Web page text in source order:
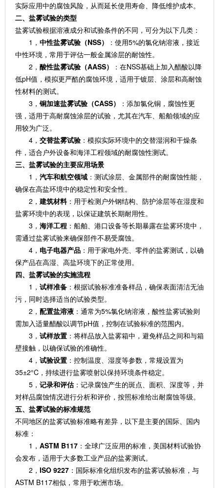
实际应用中的腐蚀风险，从而延长使用寿命、降低维护成本。
二、盐雾试验的类型
盐雾试验根据溶液成分和试验条件的不同，可分为以下几类：
1， 中性盐雾试验（NSS）
：使用5%的氯化钠溶液，接近
中性环境，常用于评估一般金属涂层的耐蚀性。
2， 酸性盐雾试验（AASS）
：在NSS基础上加入醋酸以降
低pH值，模拟更严酷的腐蚀环境，适用于镀层、涂层和高耐蚀
性材料的测试。
3， 铜加速盐雾试验（CASS）
：添加氯化铜，腐蚀性更
强，适用于高耐腐蚀涂层的试验，尤其在汽车、船舶领域的应
用较为广泛。
4， 交替盐雾试验 ：模拟实际环境中的交替湿润和干燥条
件，适合户外设备和海洋工程领域的耐腐蚀性测试。
三、盐雾试验的主要应用场景
1， 汽车和航空领域 ：测试涂层、金属部件的耐腐蚀性能，
确保在高盐环境中的稳定性和安全性。
2， 建筑材料：用于检测户外钢结构、防护涂层等在湿度和
盐雾环境中的表现，以保证建筑长期耐用性。
3， 海洋工程 ：船舶、港口设备等长期暴露在盐雾环境中，
需通过盐雾试验来确保部件不易受腐蚀。
4， 电子电器产品 ：用于家电外壳、零件的盐雾测试，以确
保产品在高湿、高盐环境下的正常使用。
四、盐雾试验的实施流程
1， 试样准备 ：根据试验标准准备样品，确保表面清洁无油
污，同时选择适当的试验类型。
2， 配置盐溶液 ：通常为5%氯化钠溶液，酸性盐雾试验则
需加入适量醋酸以调节pH值，控制在试验标准的范围内。
3， 试样放置 ：将样品放入盐雾箱中，避免样品之间和与箱
壁接触，以确保试验的准确性。
4， 试验设置 ：控制温度、湿度等参数，常规设置为
35±2°C，持续进行盐雾喷射以保持环境条件稳定。
5， 记录和评估：记录腐蚀产生的斑点、面积、深度等，并
对样品腐蚀情况进行分析和评价，按照标准给出耐腐蚀等级。
五、盐雾试验的标准规范
不同地区的盐雾试验标准略有差异，以下是主要的国际、国内
标准：
1， ASTM B117 ：全球广泛应用的标准，美国材料试验协
会发布，适用于大多数工业产品的盐雾测试。
2， ISO 9227 ：国际标准化组织发布的盐雾试验标准，与
ASTM B117相似，常用于欧洲市场。